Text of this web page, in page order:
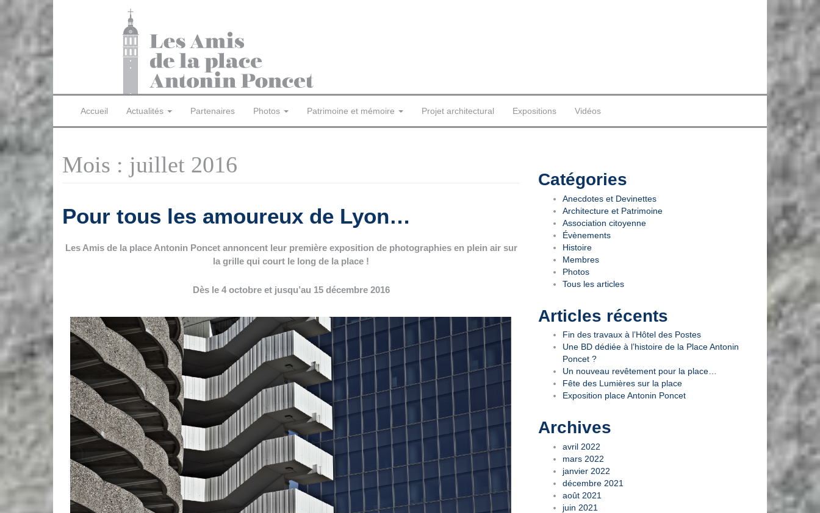
Accueil Actualités Partenaires Photos Patrimoine et mémoire Projet architectural Expositions Vidéos
Mois : juillet 2016
Pour tous les amoureux de Lyon…
Les Amis de la place Antonin Poncet annoncent leur première exposition de photographies en plein air sur
la grille qui court le long de la place !
Dès le 4 octobre et jusqu’au 15 décembre 2016
Catégories
Anecdotes et Devinettes
Architecture et Patrimoine
Association citoyenne
Évènements
Histoire
Membres
Photos
Tous les articles
Articles récents
Fin des travaux à l’Hôtel des Postes
Une BD dédiée à l’histoire de la Place Antonin
Poncet ?
Un nouveau revêtement pour la place…
Fête des Lumières sur la place
Exposition place Antonin Poncet
Archives
avril 2022
mars 2022
janvier 2022
décembre 2021
août 2021
juin 2021